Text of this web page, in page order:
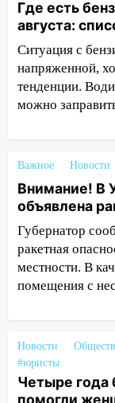
14:23 67%
передумать
повысят
14:01
более 4,6
судом
13:36 В
13:00 В
мужчины,
обвиняли в
животными
12:28
12:10
120 тысяч
Где есть
августа:
Ситуация с
напряженной,
тенденции.
можно
Важное Новости
Внимание! В
объявлена
Губернатор
ракетная
местности. В
помещения с
Новости
#юристы
Четыре года
помогли